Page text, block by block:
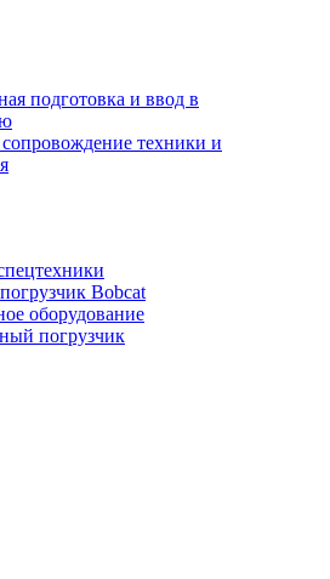
подготовка и ввод в
техники и
Bobcat
оборудование
погрузчик